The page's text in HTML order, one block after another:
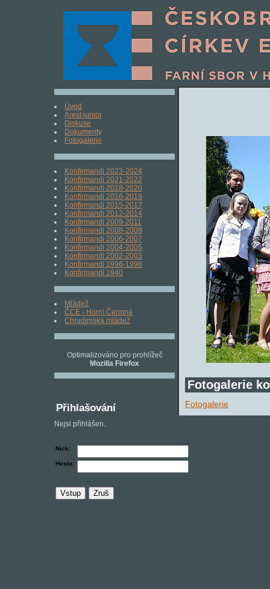
Úvod
Arest junior
Diskuse
Dokumenty
Fotogalerie
Konfirmandi 2023-2024
Konfirmandi 2021-2022
Konfirmandi 2018-2020
Konfirmandi 2016-2018
Konfirmandi 2015-2017
Konfirmandi 2012-2014
Konfirmandi 2009-2011
Konfirmandi 2008-2009
Konfirmandi 2006-2007
Konfirmandi 2004-2005
Konfirmandi 2002-2003
Konfirmandi 1996-1998
Konfirmandi 1940
Mládež
ČCE - Horní Čermná
Chrudimská mládež
Optimalizováno pro prohlížeč
Mozilla Firefox
Přihlašování
Nejsi přihlášen.
Nick:
Heslo:
Fotogalerie
Fotogalerie